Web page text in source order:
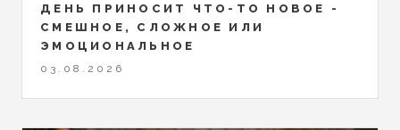
ДЕНЬ ПРИНОСИТ ЧТО-ТО НОВОЕ -
СМЕШНОЕ, СЛОЖНОЕ ИЛИ
ЭМОЦИОНАЛЬНОЕ
03.08.2026